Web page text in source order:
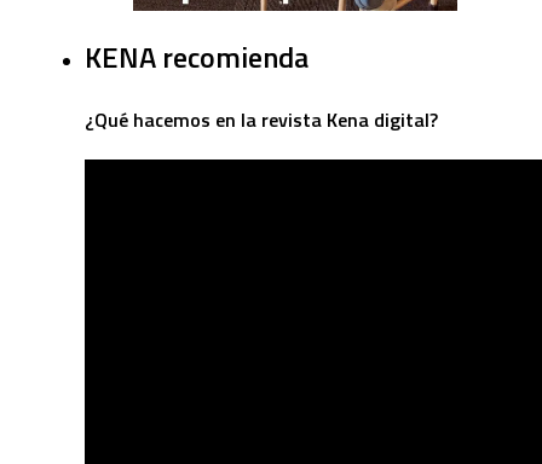
KENA recomienda
¿Qué hacemos en la revista Kena digital?